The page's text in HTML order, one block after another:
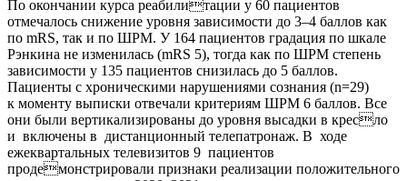
По окончании курса реабилитации у 60 пациентов
отмечалось снижение уровня зависимости до 3–4 баллов как
по mRS, так и по ШРМ. У 164 пациентов градация по шкале
Рэнкина не изменилась (mRS 5), тогда как по ШРМ степень
зависимости у 135 пациентов снизилась до 5 баллов.
Пациенты с хроническими нарушениями сознания (n=29)
к моменту выписки отвечали критериям ШРМ 6 баллов. Все
они были вертикализированы до уровня высадки в кресло
и включены в дистанционный телепатронаж. В ходе
ежеквартальных телевизитов 9 пациентов
продемонстрировали признаки реализации положительного